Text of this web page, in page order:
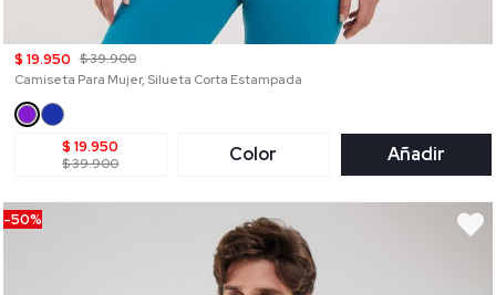
$ 19.950 $ 39.900
Camiseta Para Mujer, Silueta Corta Estampada
$ 19.950
$ 39.900 Color Añadir
-50%